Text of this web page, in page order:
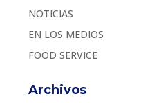
NOTICIAS
EN LOS MEDIOS
FOOD SERVICE
Archivos